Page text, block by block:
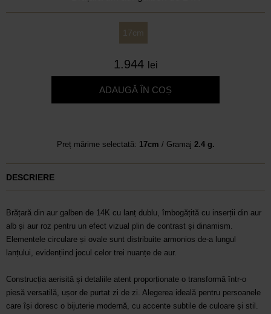
17cm
1.944 lei
ADAUGĂ ÎN COȘ
Preț mărime selectată: 17cm / Gramaj 2.4 g.
DESCRIERE
Brățară din aur galben de 14K cu lanț dublu, îmbogățită cu inserții din aur
alb și aur roz pentru un efect vizual plin de contrast și dinamism.
Elementele circulare și ovale sunt distribuite armonios de-a lungul
lanțului, evidențiind jocul celor trei nuanțe de aur.
Construcția aerisită și detaliile atent proporționate o transformă într-o
piesă versatilă, ușor de purtat zi de zi. Alegerea ideală pentru persoanele
care își doresc o bijuterie modernă, cu accente subtile de culoare și stil.